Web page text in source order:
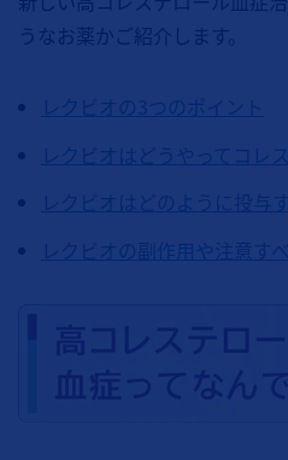
うなお薬かご紹介します。
レクビオの3つのポイント
レクビオはどうやってコレ
レクビオはどのように投与
レクビオの副作用や注意す